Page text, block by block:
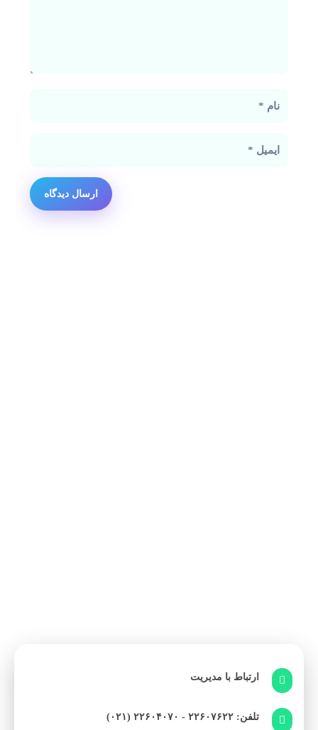
ارسال دیدگاه
 ارتباط با مدیریت
 تلفن: ۲۲۶۰۷۶۲۲ - ۲۲۶۰۴۰۷۰ (۰۲۱)